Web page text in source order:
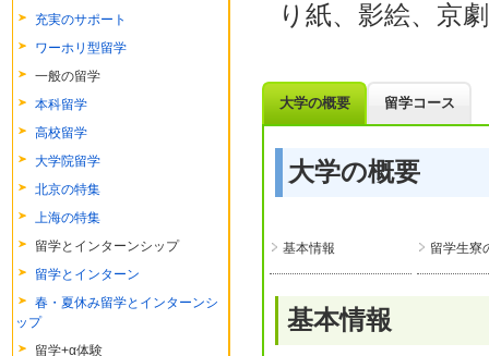
充実のサポート
ワーホリ型留学
一般の留学
本科留学
高校留学
大学院留学
北京の特集
上海の特集
留学とインターンシップ
留学とインターン
春・夏休み留学とインターンシ
ップ
留学+α体験
り紙、影絵、京
大学の概要 留学コース
大学の概要
基本情報 留学生寮
基本情報